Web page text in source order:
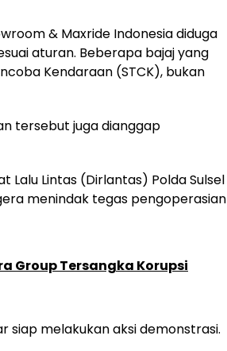
& Maxride Indonesia diduga
aturan. Beberapa bajaj yang
Kendaraan (STCK), bukan
tersebut juga dianggap
Lintas (Dirlantas) Polda Sulsel
menindak tegas pengoperasian
Group Tersangka Korupsi
siap melakukan aksi demonstrasi.